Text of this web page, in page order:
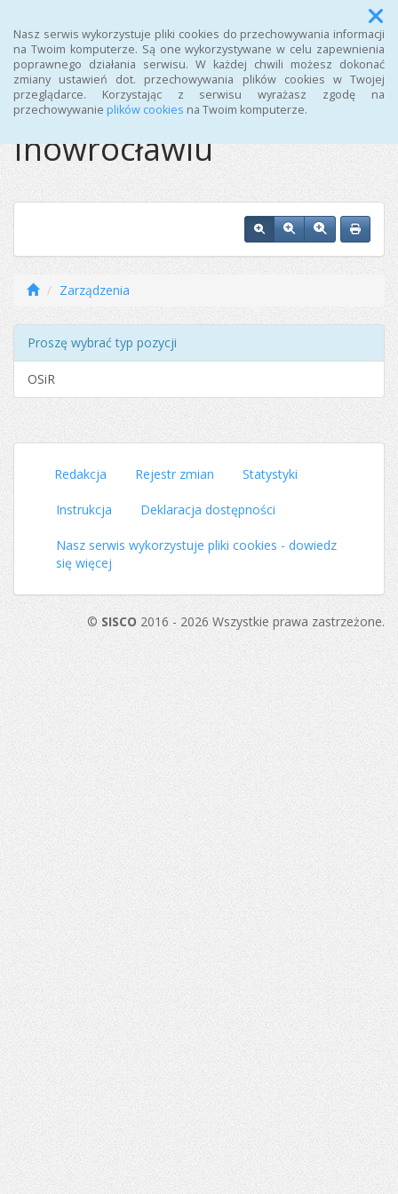
Nasz serwis wykorzystuje pliki cookies do przechowywania informacji
na Twoim komputerze. Są one wykorzystywane w celu zapewnienia
poprawnego działania serwisu. W każdej chwili możesz dokonać
zmiany ustawień dot. przechowywania plików cookies w Twojej
przeglądarce. Korzystając z serwisu wyrażasz zgodę na
przechowywanie plików cookies na Twoim komputerze.
Menu
Ośrodek Sportu i
Rekreacji w
Inowrocławiu
Zarządzenia
Proszę wybrać typ pozycji
OSiR
Redakcja Rejestr zmian Statystyki
Instrukcja Deklaracja dostępności
Nasz serwis wykorzystuje pliki cookies - dowiedz
się więcej
© SISCO 2016 - 2026 Wszystkie prawa zastrzeżone.